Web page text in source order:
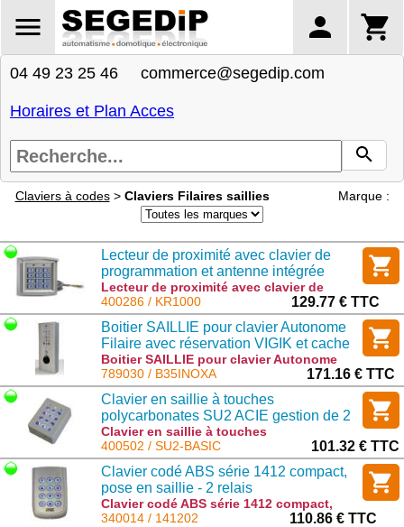
04 49 23 25 46 commerce@segedip.com
Horaires et Plan Acces
Claviers à codes> Claviers Filaires sailliesMarque :
Lecteur de proximité avec clavier de
programmation et antenne intégrée
12/24V AC/DC - 125kHz
Lecteur de proximité avec clavier de
programmation et antenne intégrée
12/24V AC/DC - 125kHz : KR1000
400286 / KR1000
129.77 € TTC
Boitier SAILLIE pour clavier Autonome
Filaire avec réservation VIGIK et cache
bouton Antivandale, fourni sans bouton
ni clavier
Boitier SAILLIE pour clavier Autonome
Filaire avec réservation VIGIK et cache
bouton Antivandale, fourni sans bouton
ni clavier : B35INOXA
789030 / B35INOXA
171.16 € TTC
Clavier en saillie à touches
polycarbonates SU2 ACIE gestion de 2
relais - 60 codes étanche - BEIGE (ex
SU2-EP)
Clavier en saillie à touches
polycarbonates SU2 ACIE gestion de 2
relais - 60 codes étanche - BEIGE (ex
SU2-EP) : SU2-BASIC
400502 / SU2-BASIC
101.32 € TTC
Clavier codé ABS série 1412 compact,
pose en saillie - 2 relais
Clavier codé ABS série 1412 compact,
pose en saillie - 2 relais : 141202
340014 / 141202
110.86 € TTC